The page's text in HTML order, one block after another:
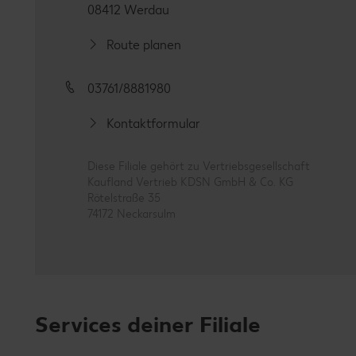
08412 Werdau
Route planen
03761/8881980
Kontaktformular
Diese Filiale gehört zu Vertriebsgesellschaft
Kaufland Vertrieb KDSN GmbH & Co. KG
Rötelstraße 35
74172 Neckarsulm
Services deiner Filiale